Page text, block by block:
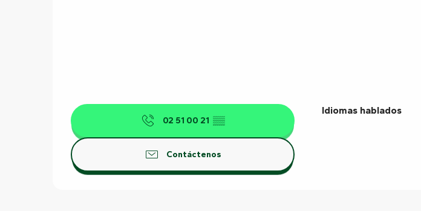
02 51 00 21 ▒▒
Contáctenos
Idiomas hablados
Idiomas hablados